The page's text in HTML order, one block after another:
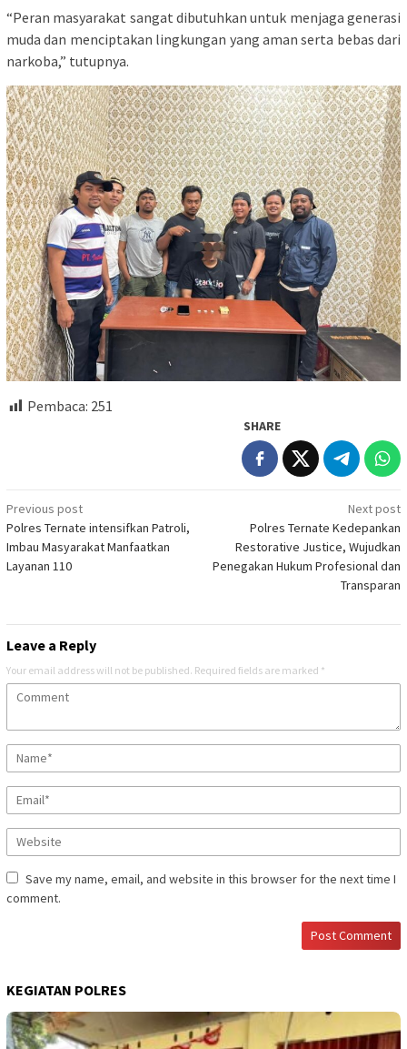
“Peran masyarakat sangat dibutuhkan untuk menjaga generasi
muda dan menciptakan lingkungan yang aman serta bebas dari
narkoba,” tutupnya.
Pembaca: 251
SHARE
Post
navigation
Previous post
Polres Ternate intensifkan Patroli,
Imbau Masyarakat Manfaatkan
Layanan 110
Next post
Polres Ternate Kedepankan
Restorative Justice, Wujudkan
Penegakan Hukum Profesional dan
Transparan
Leave a Reply
Your email address will not be published. Required fields are marked *
Save my name, email, and website in this browser for the next time I
comment.
KEGIATAN POLRES